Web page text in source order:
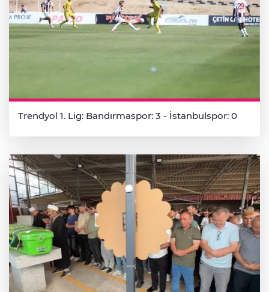
Trendyol 1. Lig: Bandırmaspor: 3 - İstanbulspor: 0